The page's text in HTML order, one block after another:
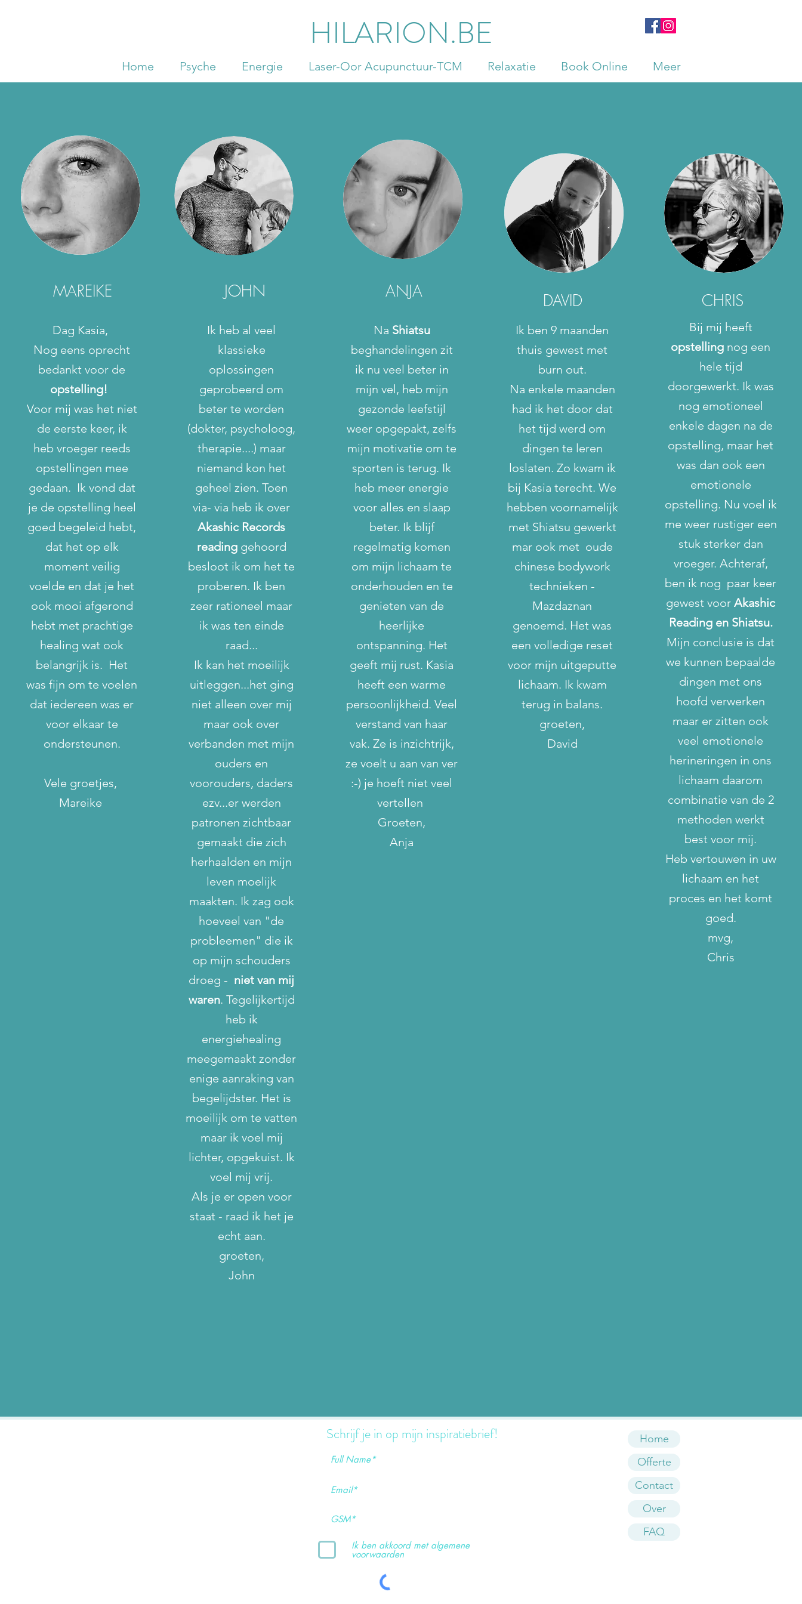
HILARION.BE
Home Psyche Energie Laser-Oor Acupunctuur-TCM Relaxatie Book Online Meer
MAREIKE
Dag Kasia,
Nog eens oprecht
bedankt voor de
opstelling!
Voor mij was het niet
de eerste keer, ik
heb vroeger reeds
opstellingen mee
gedaan. Ik vond dat
je de opstelling heel
goed begeleid hebt,
dat het op elk
moment veilig
voelde en dat je het
ook mooi afgerond
hebt met prachtige
healing wat ook
belangrijk is. Het
was fijn om te voelen
dat iedereen was er
voor elkaar te
ondersteunen.
Vele groetjes,
Mareike
JOHN
Ik heb al veel
klassieke
oplossingen
geprobeerd om
beter te worden
(dokter, psycholoog,
therapie....) maar
niemand kon het
geheel zien. Toen
via- via heb ik over
Akashic Records
readinggehoord
besloot ik om het te
proberen. Ik ben
zeer rationeel maar
ik was ten einde
raad...
Ik kan het moeilijk
uitleggen...het ging
niet alleen over mij
maar ook over
verbanden met mijn
ouders en
voorouders, daders
ezv...er werden
patronen zichtbaar
gemaakt die zich
herhaalden en mijn
leven moelijk
maakten. Ik zag ook
hoeveel van "de
probleemen" die ik
op mijn schouders
droeg - niet van mij
waren. Tegelijkertijd
heb ik
energiehealing
meegemaakt zonder
enige aanraking van
begelijdster. Het is
moeilijk om te vatten
maar ik voel mij
lichter, opgekuist. Ik
voel mij vrij.
Als je er open voor
staat - raad ik het je
echt aan.
groeten,
John
ANJA
Na Shiatsu
beghandelingen zit
ik nu veel beter in
mijn vel, heb mijn
gezonde leefstijl
weer opgepakt, zelfs
mijn motivatie om te
sporten is terug. Ik
heb meer energie
voor alles en slaap
beter. Ik blijf
regelmatig komen
om mijn lichaam te
onderhouden en te
genieten van de
heerlijke
ontspanning. Het
geeft mij rust. Kasia
heeft een warme
persoonlijkheid. Veel
verstand van haar
vak. Ze is inzichtrijk,
ze voelt u aan van ver
:-) je hoeft niet veel
vertellen
Groeten,
Anja
DAVID
Ik ben 9 maanden
thuis gewest met
burn out.
Na enkele maanden
had ik het door dat
het tijd werd om
dingen te leren
loslaten. Zo kwam ik
bij Kasia terecht. We
hebben voornamelijk
met Shiatsu gewerkt
mar ook met oude
chinese bodywork
technieken -
Mazdaznan
genoemd. Het was
een volledige reset
voor mijn uitgeputte
lichaam. Ik kwam
terug in balans.
groeten,
David
CHRIS
Bij mij heeft
opstelling nog een
hele tijd
doorgewerkt. Ik was
nog emotioneel
enkele dagen na de
opstelling, maar het
was dan ook een
emotionele
opstelling. Nu voel ik
me weer rustiger een
stuk sterker dan
vroeger. Achteraf,
ben ik nog paar keer
gewest voorAkashic
Reading en Shiatsu.
Mijn conclusie is dat
we kunnen bepaalde
dingen met ons
hoofd verwerken
maar er zitten ook
veel emotionele
herineringen in ons
lichaam daarom
combinatie van de 2
methoden werkt
best voor mij.
Heb vertouwen in uw
lichaam en het
proces en het komt
goed.
mvg,
Chris
Schrijf je in op mijn inspiratiebrief!
Ik ben akkoord met algemene
voorwaarden
Home
Offerte
Contact
Over
FAQ